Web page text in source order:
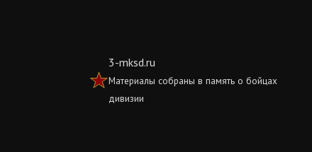
3-mksd.ru
Материалы собраны в память о бойцах
дивизии